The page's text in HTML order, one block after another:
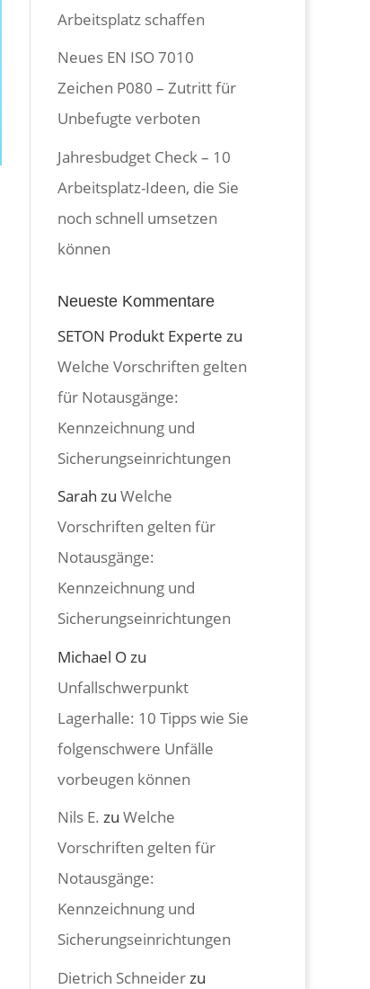
Arbeitsplatz schaffen
Neues EN ISO 7010
Zeichen P080 – Zutritt für
Unbefugte verboten
Jahresbudget Check – 10
Arbeitsplatz-Ideen, die Sie
noch schnell umsetzen
können
Neueste Kommentare
SETON Produkt Experte zu
Welche Vorschriften gelten
für Notausgänge:
Kennzeichnung und
Sicherungseinrichtungen
Sarah zuWelche
Vorschriften gelten für
Notausgänge:
Kennzeichnung und
Sicherungseinrichtungen
Michael O zu
Unfallschwerpunkt
Lagerhalle: 10 Tipps wie Sie
folgenschwere Unfälle
vorbeugen können
Nils E. zuWelche
Vorschriften gelten für
Notausgänge:
Kennzeichnung und
Sicherungseinrichtungen
Dietrich Schneider zu